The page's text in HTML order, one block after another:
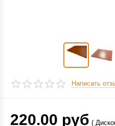
Написать
220.00 руб (